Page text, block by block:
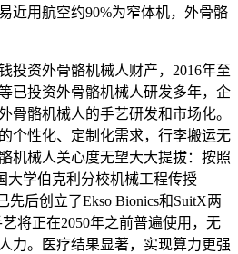
近用航空约90%为窄体机，外骨骼
资外骨骼机械人财产，2016年至
已投资外骨骼机械人研发多年，企
骨骼机械人的手艺研发和市场化。
个性化、定制化需求，行李搬运无
机械人关心度无望大大提拔：按照
大学伯克利分校机械工程传授
先后创立了Ekso Bionics和SuitX两
将正在2050年之前普遍使用，无
力。医疗结果显著，实现算力更强